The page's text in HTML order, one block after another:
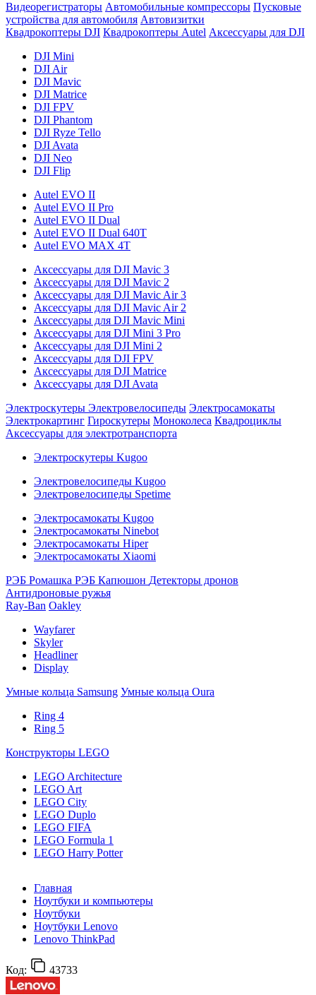
Видеорегистраторы Автомобильные компрессоры Пусковые
устройства для автомобиля Автовизитки
Квадрокоптеры DJI Квадрокоптеры Autel Аксессуары для DJI
DJI Mini
DJI Air
DJI Mavic
DJI Matrice
DJI FPV
DJI Phantom
DJI Ryze Tello
DJI Avata
DJI Neo
DJI Flip
Autel EVO II
Autel EVO II Pro
Autel EVO II Dual
Autel EVO II Dual 640T
Autel EVO MAX 4T
Аксессуары для DJI Mavic 3
Аксессуары для DJI Mavic 2
Аксессуары для DJI Mavic Air 3
Аксессуары для DJI Mavic Air 2
Аксессуары для DJI Mavic Mini
Аксессуары для DJI Mini 3 Pro
Аксессуары для DJI Mini 2
Аксессуары для DJI FPV
Аксессуары для DJI Matrice
Аксессуары для DJI Avata
Электроскутеры Электровелосипеды Электросамокаты
Электрокартинг Гироскутеры Моноколеса Квадроциклы
Аксессуары для электротранспорта
Электроскутеры Kugoo
Электровелосипеды Kugoo
Электровелосипеды Spetime
Электросамокаты Kugoo
Электросамокаты Ninebot
Электросамокаты Hiper
Электросамокаты Xiaomi
РЭБ Ромашка РЭБ Капюшон Детекторы дронов
Антидроновые ружья
Ray-Ban Oakley
Wayfarer
Skyler
Headliner
Display
Умные кольца Samsung Умные кольца Oura
Ring 4
Ring 5
Конструкторы LEGO
LEGO Architecture
LEGO Art
LEGO City
LEGO Duplo
LEGO FIFA
LEGO Formula 1
LEGO Harry Potter
Главная
Ноутбуки и компьютеры
Ноутбуки
Ноутбуки Lenovo
Lenovo ThinkPad
Код: 43733